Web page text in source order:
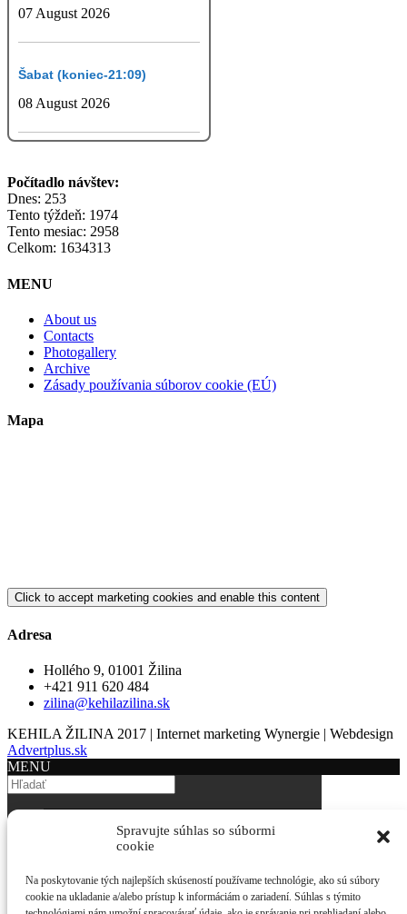
Spravujte súhlas so súbormi
cookie
Na poskytovanie tých najlepších skúseností používame technológie, ako sú súbory
cookie na ukladanie a/alebo prístup k informáciám o zariadení. Súhlas s týmito
07 August 2026
Šabat (koniec-21:09)
08 August 2026
Počítadlo návštev:
Dnes: 253
Tento týždeň: 1974
Tento mesiac: 2958
Celkom: 1634313
MENU
About us
Contacts
Photogallery
Archive
Zásady používania súborov cookie (EÚ)
Mapa
Click to accept marketing cookies and enable this content
Adresa
Hollého 9, 01001 Žilina
+421 911 620 484
zilina@kehilazilina.sk
KEHILA ŽILINA 2017 | Internet marketing Wynergie | Webdesign
Advertplus.sk
MENU
History
Present
Contacts
ZNO Žilina